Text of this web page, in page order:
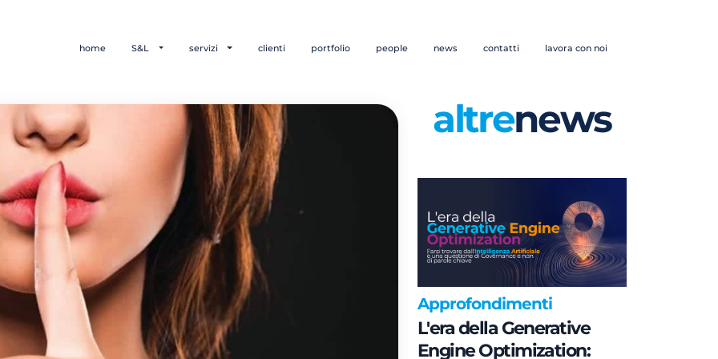
home S&L servizi clienti portfolio people news contatti lavora con noi
altrenews
Approfondimenti
L'era della Generative
Engine Optimization: